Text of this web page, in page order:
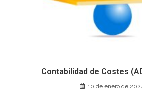
Contabilidad de Costes
10 de enero de